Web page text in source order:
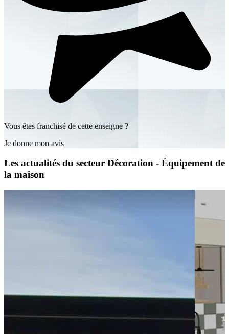
Vous êtes franchisé de cette enseigne ?
Je donne mon avis
Les actualités du secteur Décoration - Équipement de
la maison